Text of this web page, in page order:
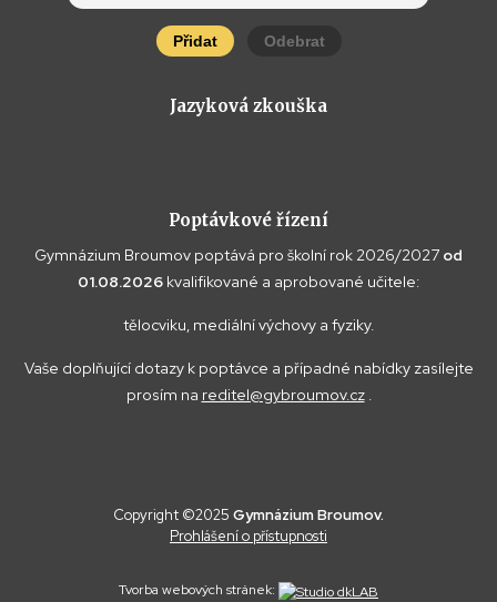
Přidat Odebrat
Jazyková zkouška
Poptávkové řízení
Gymnázium Broumov poptává pro školní rok 2026/2027 od
01.08.2026 kvalifikované a aprobované učitele:
tělocviku, mediální výchovy a fyziky.
Vaše doplňující dotazy k poptávce a případné nabídky zasílejte
prosím na reditel@gybroumov.cz.
Tvorba webových stránek:
Copyright ©2025 Gymnázium Broumov.
Prohlášení o přístupnosti